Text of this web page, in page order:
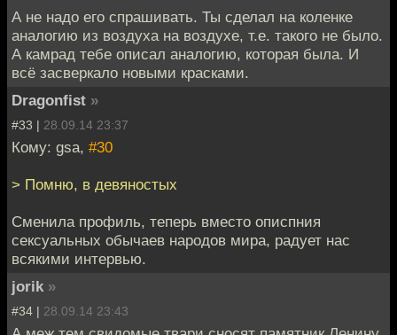
А не надо его спрашивать. Ты сделал на коленке
аналогию из воздуха на воздухе, т.е. такого не было.
А камрад тебе описал аналогию, которая была. И
всё засверкало новыми красками.
Dragonfist »
#33 | 28.09.14 23:37
Кому: gsa, #30
> Помню, в девяностых
Сменила профиль, теперь вместо описпния
сексуальных обычаев народов мира, радует нас
всякими интервью.
jorik »
#34 | 28.09.14 23:43